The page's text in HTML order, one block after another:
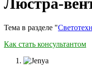
Люстра-
Тема в разделе "
Как стать консультантом